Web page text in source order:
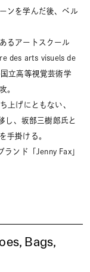
ンを学んだ後、ベル
るアートスクール
des arts visuels de
立高等視覚芸術学
。
上げにともない、
し、坂部三樹郎氏と
手掛ける。
ンド「Jenny Fax」
Bags,